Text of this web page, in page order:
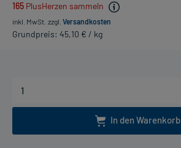
165 PlusHerzen sammeln
inkl. MwSt. zzgl. Versandkosten
Grundpreis: 45,10 € / kg
In den Warenkorb